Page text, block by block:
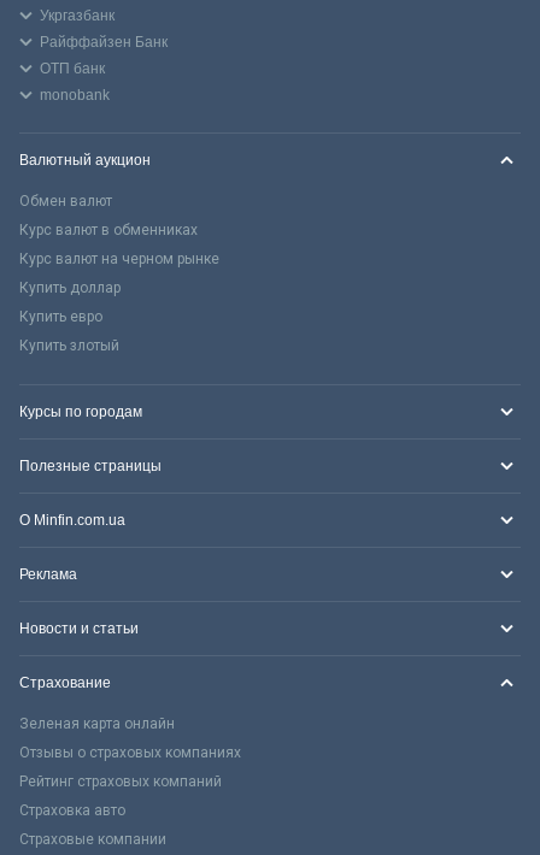
Укргазбанк
Райффайзен Банк
ОТП банк
monobank
Валютный аукцион
Обмен валют
Курс валют в обменниках
Курс валют на черном рынке
Купить доллар
Купить евро
Купить злотый
Курсы по городам
Полезные страницы
О Minfin.com.ua
Реклама
Новости и статьи
Страхование
Зеленая карта онлайн
Отзывы о страховых компаниях
Рейтинг страховых компаний
Страховка авто
Страховые компании